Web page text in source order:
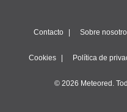
Contacto Sobre
Cookies Política de
© 2026 Meteored.